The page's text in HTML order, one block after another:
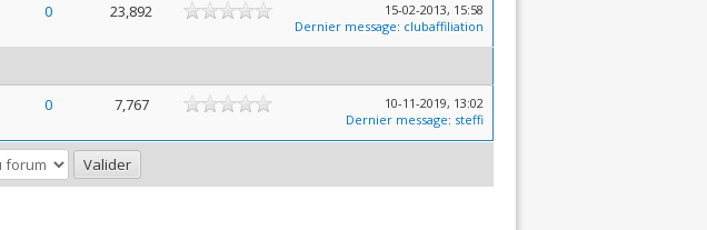
0 23,892
15-02-2013, 15:58
Dernier message: clubaffiliation
0 7,767
10-11-2019, 13:02
Dernier message: steffi